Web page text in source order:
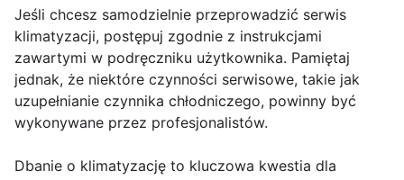
Jeśli chcesz samodzielnie przeprowadzić serwis
klimatyzacji, postępuj zgodnie z instrukcjami
zawartymi w podręczniku użytkownika. Pamiętaj
jednak, że niektóre czynności serwisowe, takie jak
uzupełnianie czynnika chłodniczego, powinny być
wykonywane przez profesjonalistów.
Dbanie o klimatyzację to kluczowa kwestia dla